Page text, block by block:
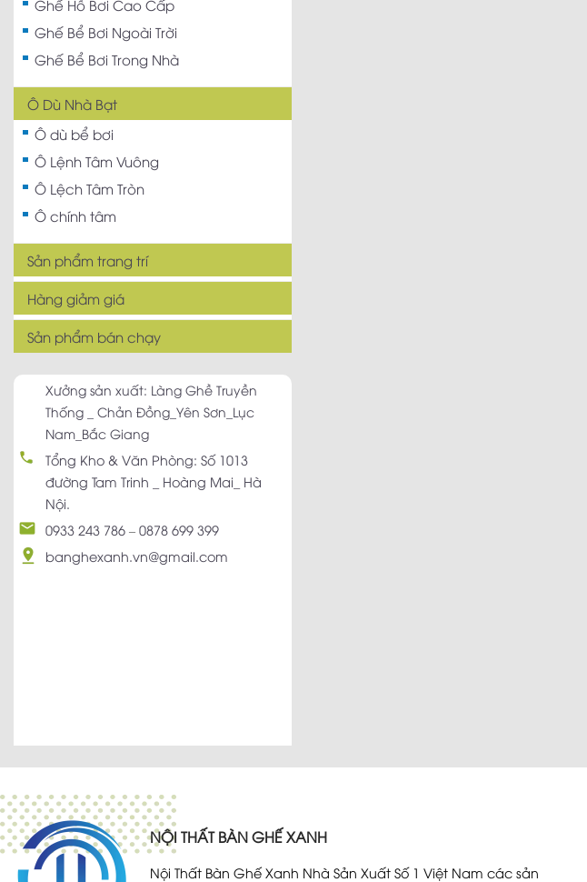
Ghế Hồ Bơi Cao Cấp
Ghế Bể Bơi Ngoài Trời
Ghế Bể Bơi Trong Nhà
Ô Dù Nhà Bạt
Ô dù bể bơi
Ô Lệnh Tâm Vuông
Ô Lệch Tâm Tròn
Ô chính tâm
Sản phẩm trang trí
Hàng giảm giá
Sản phẩm bán chạy
Xưởng sản xuất: Làng Ghề Truyền
Thống _ Chản Đồng_Yên Sơn_Lục
Nam_Bắc Giang
Tổng Kho & Văn Phòng: Số 1013
đường Tam Trinh _ Hoàng Mai_ Hà
Nội.
0933 243 786 – 0878 699 399
banghexanh.vn@gmail.com
NỘI THẤT BÀN GHẾ XANH
Nội Thất Bàn Ghế Xanh Nhà Sản Xuất Số 1 Việt Nam các sản